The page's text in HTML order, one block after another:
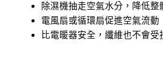
除濕機抽走空氣水分，降低整
電風扇或循環扇促進空氣流動
比電暖器安全，纖維也不會受